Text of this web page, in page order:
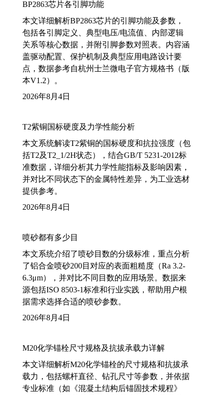
BP2863芯片各引脚功能
本文详细解析BP2863芯片的引脚功能及参数，
包括各引脚定义、典型电压/电流值、内部逻辑
关系等核心数据，并附引脚参数对照表。内容涵
盖驱动配置、保护机制及典型应用电路设计要
点，数据参考自杭州士兰微电子官方规格书（版
本V1.2）。
2026年8月4日
T2紫铜国标硬度及力学性能分析
本文系统解读T2紫铜的国标硬度和抗拉强度（包
括T2及T2_1/2H状态），结合GB/T 5231-2012标
准数据，详细分析其力学性能指标及影响因素，
并对比不同状态下的金属特性差异，为工业选材
提供参考。
2026年8月4日
喷砂都有多少目
本文系统介绍了喷砂目数的分级标准，重点分析
了铝合金喷砂200目对应的表面粗糙度（Ra 3.2-
6.3μm），并对比不同目数的应用场景。数据来
源包括ISO 8503-1标准和行业实践，帮助用户根
据需求选择合适的喷砂参数。
2026年8月4日
M20化学锚栓尺寸规格及抗拔承载力详解
本文详细解析M20化学锚栓的尺寸规格和抗拔承
载力，包括螺杆直径、钻孔尺寸等参数，并依据
专业标准（如《混凝土结构后锚固技术规程》